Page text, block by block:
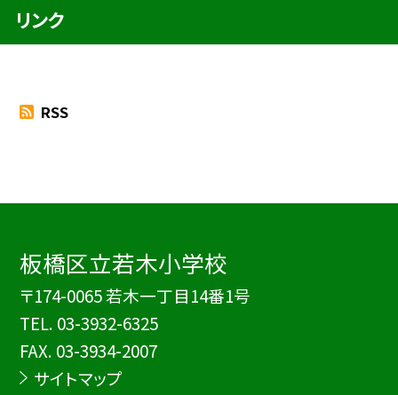
リンク
RSS
板橋区立若木小学校
〒174-0065 若木一丁目14番1号
TEL. 03-3932-6325
FAX. 03-3934-2007
サイトマップ